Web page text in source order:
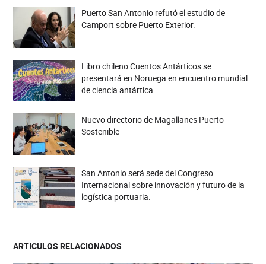
Puerto San Antonio refutó el estudio de
Camport sobre Puerto Exterior.
Libro chileno Cuentos Antárticos se
presentará en Noruega en encuentro mundial
de ciencia antártica.
Nuevo directorio de Magallanes Puerto
Sostenible
San Antonio será sede del Congreso
Internacional sobre innovación y futuro de la
logística portuaria.
ARTICULOS RELACIONADOS